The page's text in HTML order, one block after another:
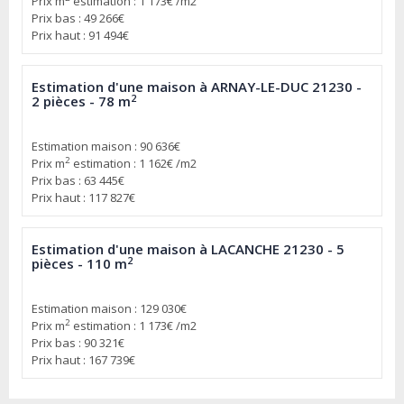
Prix bas : 49 266€
Prix haut : 91 494€
Estimation d'une maison à ARNAY-LE-DUC 21230 -
2 pièces - 78 m2
Estimation maison : 90 636€
Prix m2 estimation : 1 162€ /m2
Prix bas : 63 445€
Prix haut : 117 827€
Estimation d'une maison à LACANCHE 21230 - 5
pièces - 110 m2
Estimation maison : 129 030€
Prix m2 estimation : 1 173€ /m2
Prix bas : 90 321€
Prix haut : 167 739€